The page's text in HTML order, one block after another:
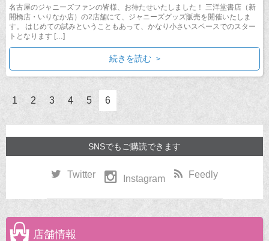
名古屋のジャニーズファンの皆様、お待たせいたしました！ 三洋堂書店（新
開橋店・いりなか店）の2店舗にて、ジャニーズグッズ販売を開催いたしま
す。 はじめての試みということもあって、かなり小さいスペースでのスター
トとなります […]
続きを読む
1 2 3 4 5 6
SNSでもご購読できます
Twitter Instagram Feedly
店舗情報